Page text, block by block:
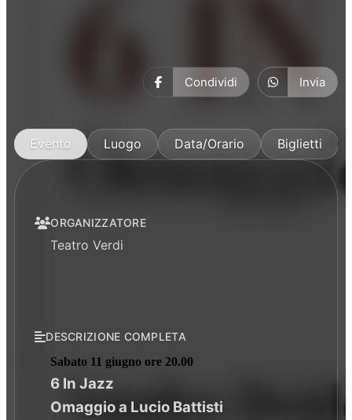
Condividi Invia
Evento Luogo Data/Orario Biglietti
ORGANIZZATORE
Teatro Verdi
DESCRIZIONE COMPLETA
Sabato 11 giugno ore 20.00
6 In Jazz
Omaggio a Lucio Battisti